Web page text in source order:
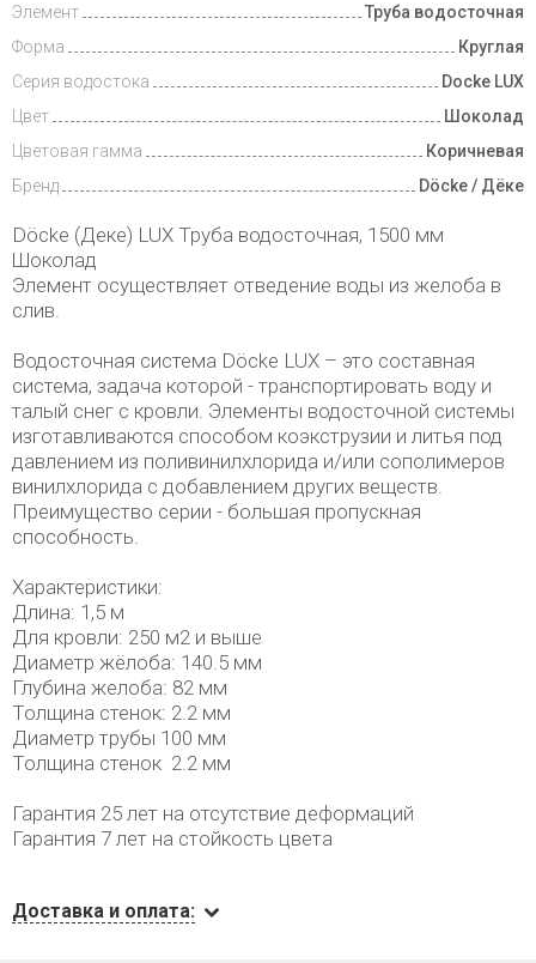
Элемент
Труба водосточная
Форма
Круглая
Серия водостока
Docke LUX
Цвет
Шоколад
Цветовая гамма
Коричневая
Бренд
Döcke / Дёке
Döcke (Деке) LUX Труба водосточная, 1500 мм
Шоколад
Элемент осуществляет отведение воды из желоба в
слив.
Водосточная система Döcke LUX – это составная
система, задача которой - транспортировать воду и
талый снег с кровли. Элементы водосточной системы
изготавливаются способом коэкструзии и литья под
давлением из поливинилхлорида и/или сополимеров
винилхлорида с добавлением других веществ.
Преимущество серии - большая пропускная
способность.
Характеристики:
Длина: 1,5 м
Для кровли: 250 м2 и выше
Диаметр жёлоба: 140.5 мм
Глубина желоба: 82 мм
Толщина стенок: 2.2 мм
Диаметр трубы 100 мм
Толщина стенок 2.2 мм
Гарантия 25 лет на отсутствие деформаций
Гарантия 7 лет на стойкость цвета
Доставка и оплата: